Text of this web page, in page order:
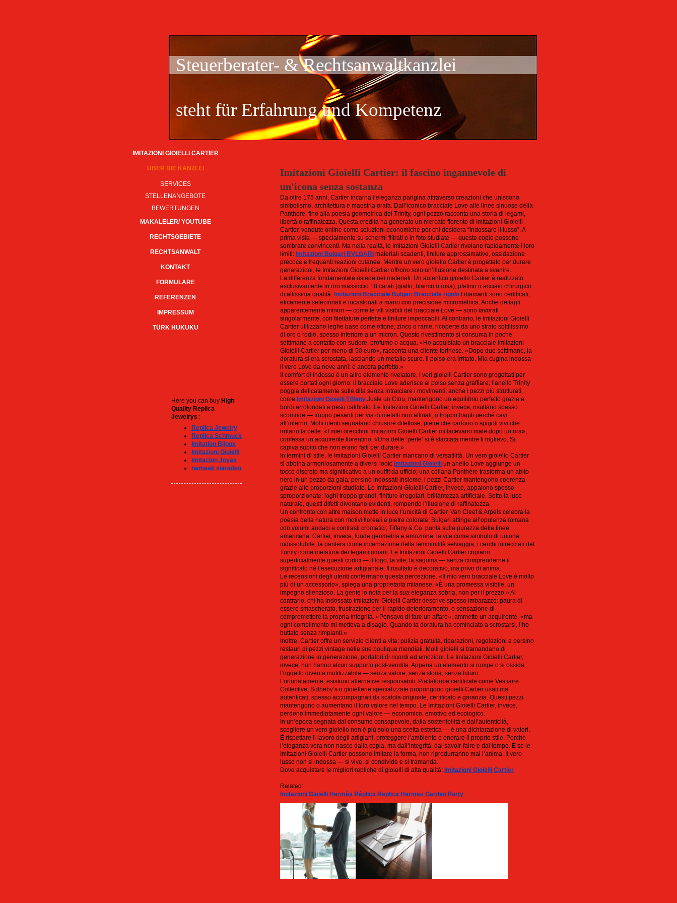
Steuerberater- & Rechtsanwaltkanzlei
steht für Erfahrung und Kompetenz
Imitazioni Gioielli Cartier: il fascino ingannevole di
un'icona senza sostanza
Da oltre 175 anni, Cartier incarna l’eleganza parigina attraverso creazioni che uniscono
simbolismo, architettura e maestria orafa. Dall’iconico bracciale Love alle linee sinuose della
Panthère, fino alla poesia geometrica del Trinity, ogni pezzo racconta una storia di legami,
libertà o raffinatezza. Questa eredità ha generato un mercato fiorente di Imitazioni Gioielli
Cartier, vendute online come soluzioni economiche per chi desidera “indossare il lusso”. A
prima vista — specialmente su schermi filtrati o in foto studiate — queste copie possono
sembrare convincenti. Ma nella realtà, le Imitazioni Gioielli Cartier rivelano rapidamente i loro
limiti: Imitazioni Bulgari BVLGARI materiali scadenti, finiture approssimative, ossidazione
precoce e frequenti reazioni cutanee. Mentre un vero gioiello Cartier è progettato per durare
generazioni, le Imitazioni Gioielli Cartier offrono solo un’illusione destinata a svanire.
La differenza fondamentale risiede nei materiali. Un autentico gioiello Cartier è realizzato
esclusivamente in oro massiccio 18 carati (giallo, bianco o rosa), platino o acciaio chirurgico
di altissima qualità. Imitazioni Bracciale Bulgari Bracciale rigido I diamanti sono certificati,
eticamente selezionati e incastonati a mano con precisione micrometrica. Anche dettagli
apparentemente minori — come le viti visibili del bracciale Love — sono lavorati
singolarmente, con filettature perfette e finiture impeccabili. Al contrario, le Imitazioni Gioielli
Cartier utilizzano leghe base come ottone, zinco o rame, ricoperte da uno strato sottilissimo
di oro o rodio, spesso inferiore a un micron. Questo rivestimento si consuma in poche
settimane a contatto con sudore, profumo o acqua. «Ho acquistato un bracciale Imitazioni
Gioielli Cartier per meno di 50 euro», racconta una cliente torinese. «Dopo due settimane, la
doratura si era scrostata, lasciando un metallo scuro. Il polso era irritato. Mia cugina indossa
il vero Love da nove anni: è ancora perfetto.»
Il comfort di indosso è un altro elemento rivelatore. I veri gioielli Cartier sono progettati per
essere portati ogni giorno: il bracciale Love aderisce al polso senza graffiare; l’anello Trinity
poggia delicatamente sulle dita senza intralciare i movimenti; anche i pezzi più strutturati,
come Imitazioni Gioielli Tiffany Juste un Clou, mantengono un equilibrio perfetto grazie a
bordi arrotondati e peso calibrato. Le Imitazioni Gioielli Cartier, invece, risultano spesso
scomode — troppo pesanti per via di metalli non affinati, o troppo fragili perché cavi
all’interno. Molti utenti segnalano chiusure difettose, pietre che cadono o spigoli vivi che
irritano la pelle. «I miei orecchini Imitazioni Gioielli Cartier mi facevano male dopo un’ora»,
confessa un acquirente fiorentino. «Una delle ‘perle’ si è staccata mentre li toglievo. Si
capiva subito che non erano fatti per durare.»
In termini di stile, le Imitazioni Gioielli Cartier mancano di versatilità. Un vero gioiello Cartier
si abbina armoniosamente a diversi look: Imitazioni Gioielli un anello Love aggiunge un
tocco discreto ma significativo a un outfit da ufficio; una collana Panthère trasforma un abito
nero in un pezzo da gala; persino indossati insieme, i pezzi Cartier mantengono coerenza
grazie alle proporzioni studiate. Le Imitazioni Gioielli Cartier, invece, appaiono spesso
sproporzionate: loghi troppo grandi, finiture irregolari, brillantezza artificiale. Sotto la luce
naturale, questi difetti diventano evidenti, rompendo l’illusione di raffinatezza.
Un confronto con altre maison mette in luce l’unicità di Cartier. Van Cleef & Arpels celebra la
poesia della natura con motivi floreali e pietre colorate; Bulgari attinge all’opulenza romana
con volumi audaci e contrasti cromatici; Tiffany & Co. punta sulla purezza delle linee
americane. Cartier, invece, fonde geometria e emozione: la vite come simbolo di unione
indissolubile, la pantera come incarnazione della femminilità selvaggia, i cerchi intrecciati del
Trinity come metafora dei legami umani. Le Imitazioni Gioielli Cartier copiano
superficialmente questi codici — il logo, la vite, la sagoma — senza comprenderne il
significato né l’esecuzione artigianale. Il risultato è decorativo, ma privo di anima.
Le recensioni degli utenti confermano questa percezione. «Il mio vero bracciale Love è molto
più di un accessorio», spiega una proprietaria milanese. «È una promessa visibile, un
impegno silenzioso. La gente lo nota per la sua eleganza sobria, non per il prezzo.» Al
contrario, chi ha indossato Imitazioni Gioielli Cartier descrive spesso imbarazzo: paura di
essere smascherato, frustrazione per il rapido deterioramento, o sensazione di
compromettere la propria integrità. «Pensavo di fare un affare», ammette un acquirente, «ma
ogni complimento mi metteva a disagio. Quando la doratura ha cominciato a scrostarsi, l’ho
buttato senza rimpianti.»
Inoltre, Cartier offre un servizio clienti a vita: pulizia gratuita, riparazioni, regolazioni e persino
restauri di pezzi vintage nelle sue boutique mondiali. Molti gioielli si tramandano di
generazione in generazione, portatori di ricordi ed emozioni. Le Imitazioni Gioielli Cartier,
invece, non hanno alcun supporto post-vendita. Appena un elemento si rompe o si ossida,
l’oggetto diventa inutilizzabile — senza valore, senza storia, senza futuro.
Fortunatamente, esistono alternative responsabili. Piattaforme certificate come Vestiaire
Collective, Sotheby’s o gioiellerie specializzate propongono gioielli Cartier usati ma
autenticati, spesso accompagnati da scatola originale, certificato e garanzia. Questi pezzi
mantengono o aumentano il loro valore nel tempo. Le Imitazioni Gioielli Cartier, invece,
perdono immediatamente ogni valore — economico, emotivo ed ecologico.
In un’epoca segnata dal consumo consapevole, dalla sostenibilità e dall’autenticità,
scegliere un vero gioiello non è più solo una scelta estetica — è una dichiarazione di valori.
È rispettare il lavoro degli artigiani, proteggere l’ambiente e onorare il proprio stile. Perché
l’eleganza vera non nasce dalla copia, ma dall’integrità, dal savoir-faire e dal tempo. E se le
Imitazioni Gioielli Cartier possono imitare la forma, non riprodurranno mai l’anima. Il vero
lusso non si indossa — si vive, si condivide e si tramanda.
Dove acquistare le migliori repliche di gioielli di alta qualità: Imitazioni Gioielli Cartier
Related:
Imitazioni Gioielli Hermès Réplica Replica Hermes Garden Party
IMITAZIONI GIOIELLI CARTIER
ÜBER DIE KANZLEI
SERVICES
STELLENANGEBOTE
BEWERTUNGEN
MAKALELER/ YOUTUBE
RECHTSGEBIETE
RECHTSANWALT
KONTAKT
FORMULARE
REFERENZEN
IMPRESSUM
TÜRK HUKUKU
Here you can buy High
Quality Replica
Jewelrys :
Replica Jewelry
Replica Schmuck
Imitation Bijoux
Imitazioni Gioielli
imitacion Joyas
namaak sieraden